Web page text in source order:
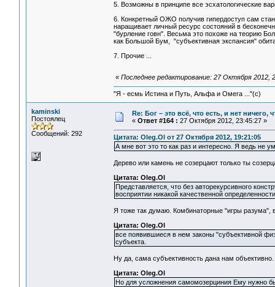
5. Возможны в принципе все эсхатологические
6. Конкретный ОЖО получив гипердоступ сам
наращивает личный ресурс состояний в
"бурление говн". Весьма это похоже на теорию
как Большой Бум, "субъективная экспансия"
7. Прочие ...
« Последнее редактирование: 27 Октября 2012,
"Я - есмь Истина и Путь, Альфа и Омега ..."(с)
kaminski
Постоялец
Сообщений: 292
Re: Бог – это всё, что есть, и нет
« Ответ #164 : 27 Октября 2012, 23:45:27 »
Цитата: Oleg.Ol от 27 Октября 2012, 19:21:05
А мне вот это то как раз и интересно. Я ведь не
Дерево или камень не созерцают только ты
Цитата: Oleg.Ol
Представляется, что без авторекурсивного
восприятии никакой качественной
Я тоже так думаю. Комбинаторные "игры разума",
Цитата: Oleg.Ol
все появившиеся в нем законы "субъективной
субъекта.
Ну да, сама субъективность дана нам
Цитата: Oleg.Ol
Но для усложнения самомозерциния Ему нужно